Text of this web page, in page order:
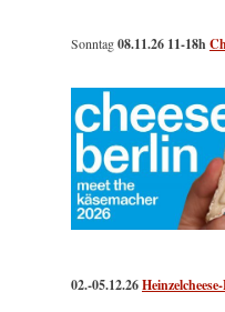
Sonntag08.11.26 11-18h
02.-05.12.26